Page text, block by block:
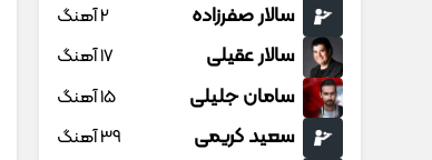
سالار صفرزاده 2 آهنگ
سالار عقیلی 17 آهنگ
سامان جلیلی 15 آهنگ
سعید کریمی 39 آهنگ